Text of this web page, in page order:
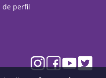
de perfil